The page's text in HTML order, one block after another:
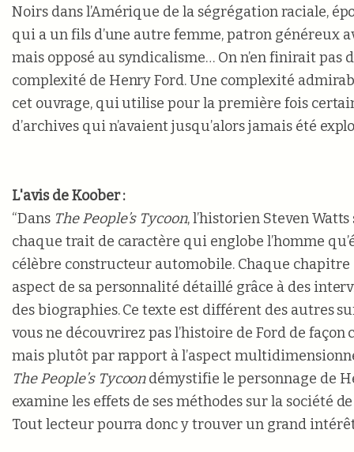
Noirs dans l’Amérique de la ségrégation raciale,
qui a un fils d’une autre femme, patron généreux
mais opposé au syndicalisme… On n’en finirait pas
complexité de Henry Ford. Une complexité
cet ouvrage, qui utilise pour la première fois
d’archives qui n’avaient jusqu’alors jamais été
L'avis de Koober :
“Dans The People’s Tycoon, l’historien Steven
chaque trait de caractère qui englobe l’homme
célèbre constructeur automobile. Chaque chapitre
aspect de sa personnalité détaillé grâce à des
des biographies. Ce texte est différent des autres
vous ne découvrirez pas l’histoire de Ford de
mais plutôt par rapport à l’aspect
The People’s Tycoondémystifie le personnage de
examine les effets de ses méthodes sur la société
Tout lecteur pourra donc y trouver un grand intérêt